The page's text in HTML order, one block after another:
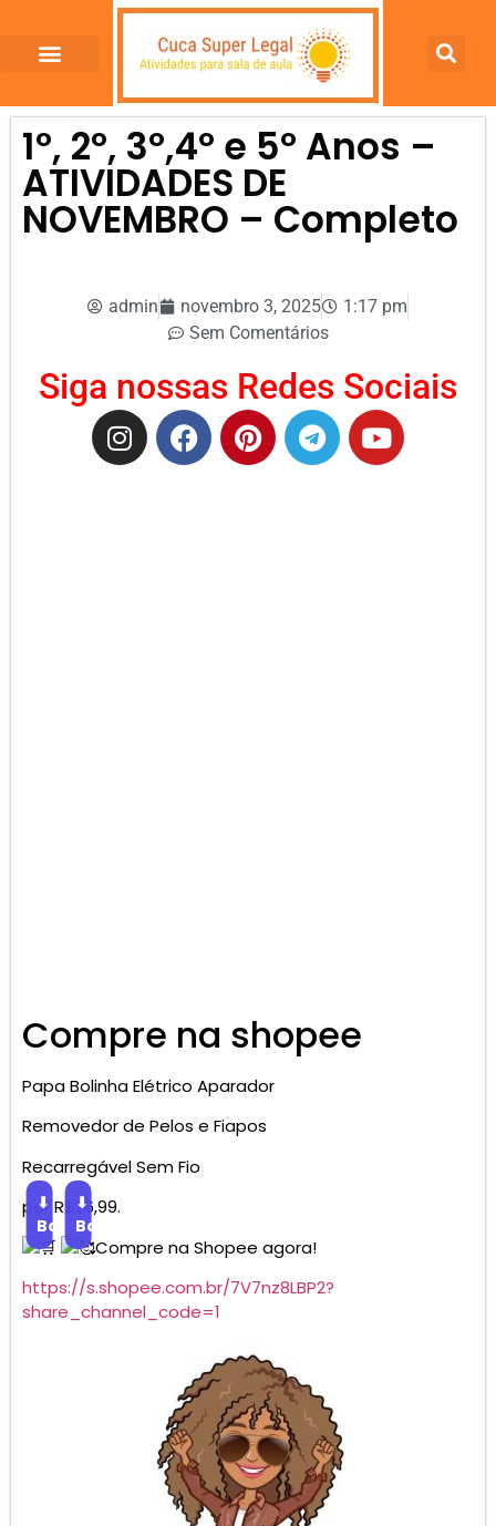
1º, 2º, 3º,4º e 5º Anos –
ATIVIDADES DE
NOVEMBRO – Completo
admin novembro 3, 2025
1:17 pm
Sem Comentários
Siga nossas Redes Sociais
Compre na shopee
Papa Bolinha Elétrico Aparador
Removedor de Pelos e Fiapos
Recarregável Sem Fio
por R$26,99.
⬇
Baixar
⬇
Baixar
Compre na Shopee agora!
https://s.shopee.com.br/7V7nz8LBP2?
share_channel_code=1